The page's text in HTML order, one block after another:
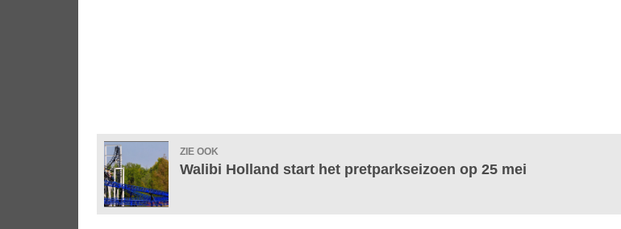
ZIE OOK
Walibi Holland start het pretparkseizoen op 25 mei